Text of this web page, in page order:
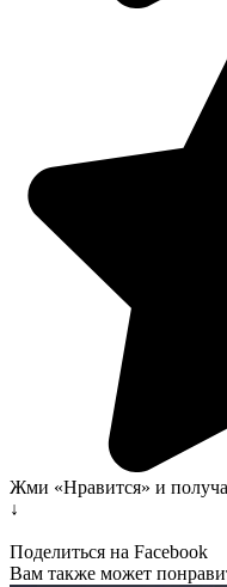
Жми «Нравится» и
↓
Поделиться на Facebook
Вам также может